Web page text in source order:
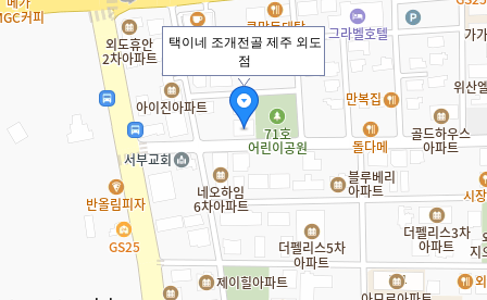
택이네 조개전골 제주 외도
점